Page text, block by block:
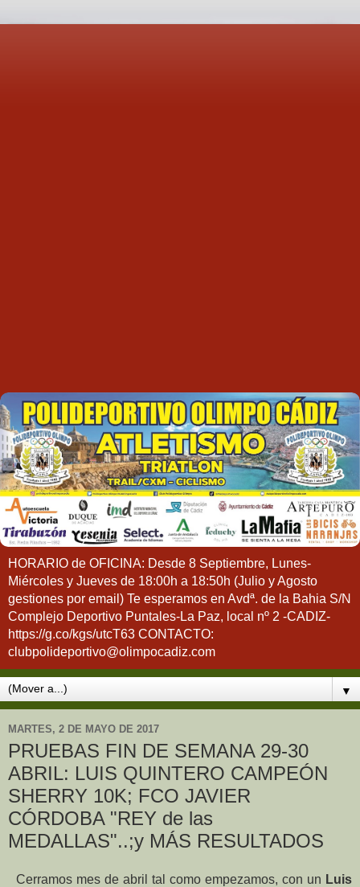
HORARIO de OFICINA: Desde 8 Septiembre, Lunes-
Miércoles y Jueves de 18:00h a 18:50h (Julio y Agosto
gestiones por email) Te esperamos en Avdª. de la Bahia S/N
Complejo Deportivo Puntales-La Paz, local nº 2 -CADIZ-
https://g.co/kgs/utcT63 CONTACTO:
clubpolideportivo@olimpocadiz.com
▼
MARTES, 2 DE MAYO DE 2017
PRUEBAS FIN DE SEMANA 29-30
ABRIL: LUIS QUINTERO CAMPEÓN
SHERRY 10K; FCO JAVIER
CÓRDOBA "REY de las
MEDALLAS"..;y MÁS RESULTADOS
Cerramos mes de abril tal como empezamos, con un Luis